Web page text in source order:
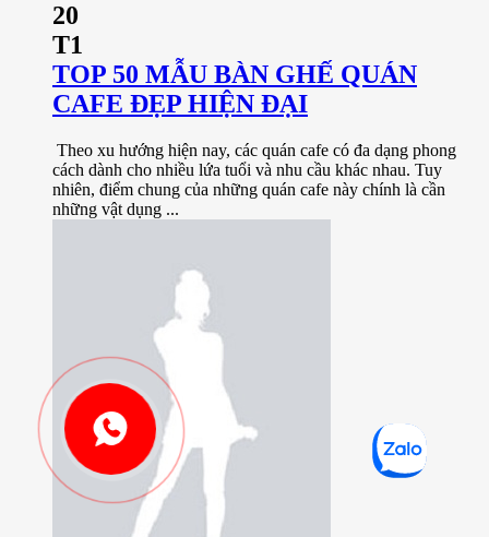
20
T1
TOP 50 MẪU BÀN GHẾ QUÁN
CAFE ĐẸP HIỆN ĐẠI
Theo xu hướng hiện nay, các quán cafe có đa dạng phong
cách dành cho nhiều lứa tuổi và nhu cầu khác nhau. Tuy
nhiên, điểm chung của những quán cafe này chính là cần
những vật dụng ...